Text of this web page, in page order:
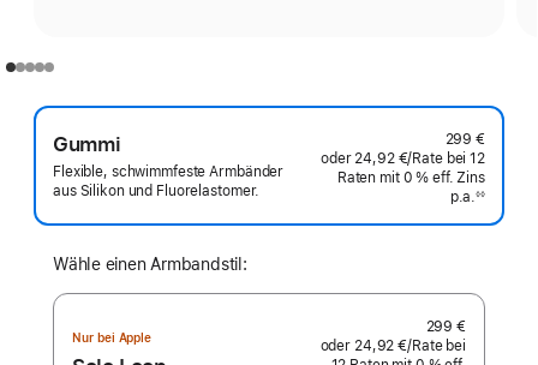
Gummi
Flexible, schwimmfeste Armbänder
aus Silikon und Fluorelastomer.
299 €
oder 24,92 €/Rate pro
Rate
bei 12
Raten Raten
mit 0 % eff. Zins
p.a.eff.
Zins p.a.
◊◊
Wähle einen Armbandstil:
Nur bei Apple
299 €
oder 24,92 €/Rate pro
bei